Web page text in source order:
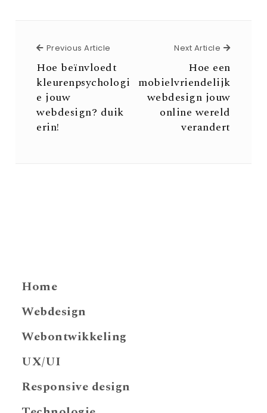
Previous Article Previous Article
Hoe beïnvloedt
kleurenpsychologi
e jouw
webdesign? duik
erin!
Next Article Next
Hoe een
mobielvriendelijk
webdesign jouw
online wereld
verandert
Home
Webdesign
Webontwikkeling
UX/UI
Responsive design